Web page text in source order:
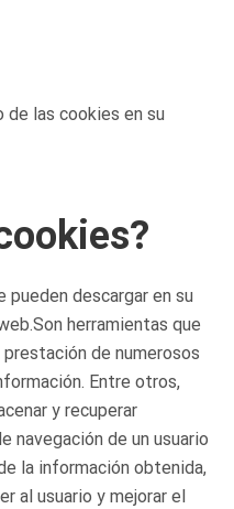
de las cookies en su
pueden descargar en su
herramientas que
de numerosos
Entre otros,
y recuperar
navegación de un usuario
la información obtenida,
al usuario y mejorar el